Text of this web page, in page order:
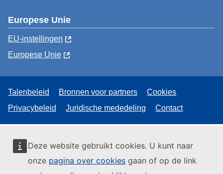
Deze website gebruikt cookies. U kunt naar
onze pagina over cookies gaan of op de link
Europese Unie
EU-instellingen
Europese Unie
Talenbeleid Bronnen voor partners
Cookies
Privacybeleid
Juridische mededeling Contact